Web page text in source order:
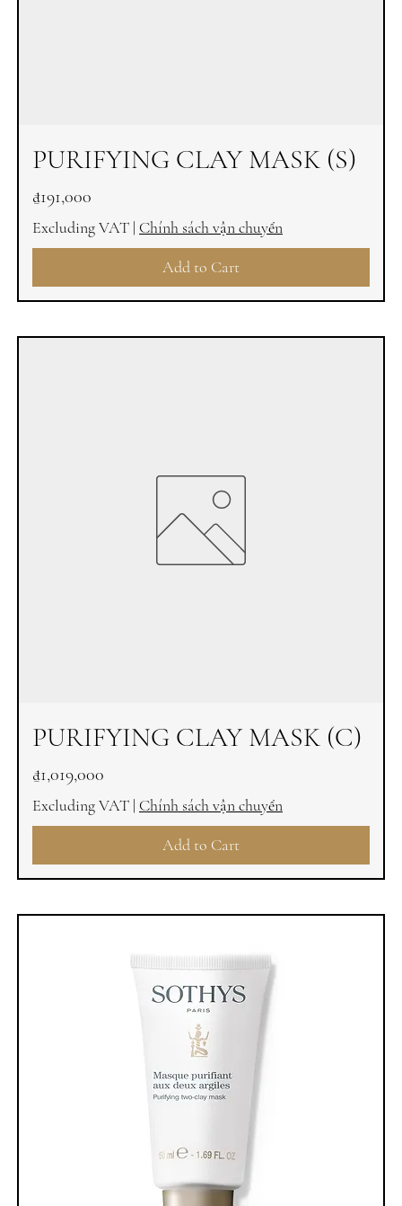
PURIFYING CLAY MASK (S)
Price
₫191,000
Excluding VAT | Chính sách vận chuyển
Add to Cart
PURIFYING CLAY MASK (C)
Price
₫1,019,000
Excluding VAT | Chính sách vận chuyển
Add to Cart